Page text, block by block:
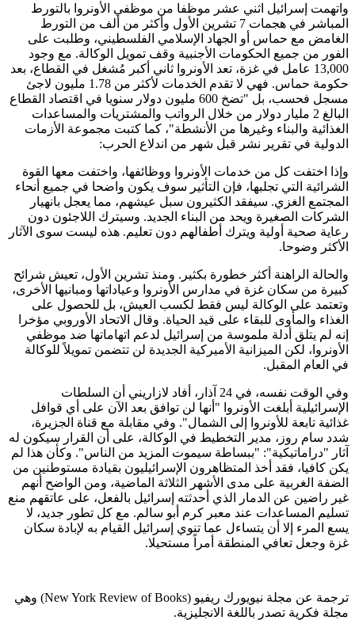
واتهمت إسرائيل اثني عشر موظفا من موظفي الأونروا بالتورط
المباشر في هجمات 7 تشرين الأول وأكثر من ألف من التورط
الغامض مع حماس أو الجهاد الإسلامي الفلسطيني، وطلبت على
الفور من جميع الحكومات الأجنبية وقف تمويل الوكالة. مع وجود
13,000 عامل في غزة، تعد الأونروا ثاني أكبر مُشغل في القطاع، بعد
حكومة حماس. فهي لا تقدم الخدمات لأكثر من 1.78 مليون لاجئ
مسجل فحسب، بل "تضخ 600 مليون دولار سنويا في اقتصاد القطاع
البالغ 2 مليار دولار من خلال الرواتب والمشتريات والمساعدات
الغذائية والبناء وغيرها من الأنشطة"، كما كتبت مجموعة الأزمات
الدولية في تقرير نشر قبل شهر من اندلاع الحرب:
وإذا اختفت كل من خدمات الأونروا ووظائفها، واختفت معها القوة
الشرائية التي تجلبها، فإن التأثير سوف يكون واضحا في جميع أنحاء
المجتمع الغزي. سيفقد الكثيرون سبل عيشهم، مما يعجل بانهيار
الشركات الصغيرة ويحد من البناء الجديد. وسيترك اللاجئون دون
رعاية صحية أولية ويترك أطفالهم دون تعليم. هذه ليست سوى الآثار
الأكثر وضوحا.
والحالة الراهنة أكثر خطورة بكثير. ومنذ تشرين الأول، تعيش شرائح
كبيرة من سكان غزة في مدارس الأونروا وعياداتها ومبانيها الأخرى،
وتعتمد على الوكالة ليس فقط لكسب العيش، بل للحصول على
الغذاء والمأوى للبقاء على قيد الحياة. وقال الاتحاد الأوروبي مؤخرا
إنه لم يتلق أدلة ملموسة من إسرائيل لدعم اتهاماتها ضد موظفي
الأونروا، لكن الميزانية الأميركية الجديدة لن تتضمن تمويلاً للوكالة
في العام المقبل.
وفي الوقت نفسه، في 24 آذار، أفاد لازاريني أن السلطات
الإسرائيلية أبلغت الأونروا "أنها لن توافق بعد الآن على أي قوافل
غذائية تابعة للأونروا إلى الشمال". وفي مقابلة مع قناة الجزيرة،
شدد سام روز، مدير التخطيط في الوكالة، على أن القرار سيكون له
آثار "دراماتيكية": "ببساطة سيموت المزيد من الناس". وكأن هذا لم
يكن كافيا، فقد أخذ المتظاهرون الإسرائيليون بقيادة مستوطنين من
الضفة الغربية على مدى الأشهر الثلاثة الماضية، ومن الواضح أنهم
غير راضين عن الدمار الذي أحدثته إسرائيل بالفعل، على عاتقهم منع
تسليم المساعدات عند معبر كرم أبو سالم. مع كل تطور جديد، لا
يسع المرء إلا أن يتساءل عما تنوي إسرائيل القيام به لإبادة سكان
غزة وجعل تعافي المنطقة أمراً مستحيلا.
ترجمة عن مجلة نيويورك ريفيو (New York Review of Books) وهي
مجلة فكرية تصدر باللغة الانجليزية.